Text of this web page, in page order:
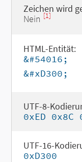
Zeichen wird
Nein [1]
HTML-Entität:
&#54016;
&#xD300;
UTF-8-
0xED 0x8C
UTF-16-
0xD300